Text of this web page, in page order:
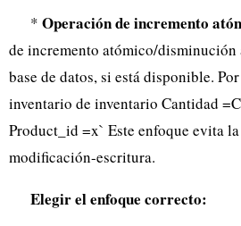
* Operación de incremento
de incremento atómico/disminución
base de datos, si está disponible.
inventario de inventario Cantidad
Product_id =x` Este enfoque evita
modificación-escritura.
Elegir el enfoque correcto: